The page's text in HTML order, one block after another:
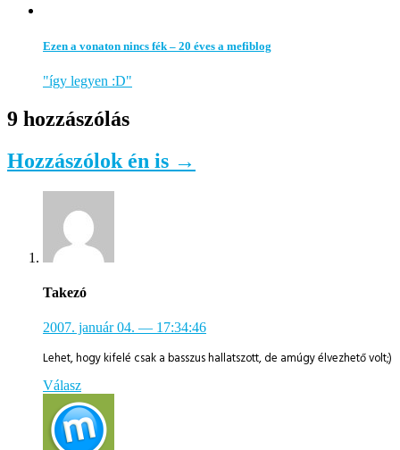
Ezen a vonaton nincs fék – 20 éves a mefiblog
"így legyen :D"
9 hozzászólás
Hozzászólok én is →
Takezó
2007. január 04. — 17:34:46
Lehet, hogy kifelé csak a basszus hallatszott, de amúgy élvezhető volt;)
Válasz